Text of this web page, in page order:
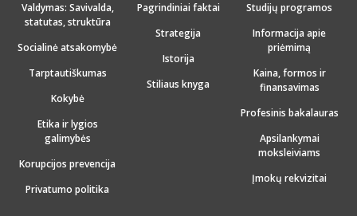
Valdymas: Savivalda,
statutas, struktūra
Socialinė atsakomybė
Tarptautiškumas
Kokybė
Etika ir lygios
galimybės
Korupcijos prevencija
Privatumo politika
Pagrindiniai faktai
Strategija
Istorija
Stiliaus knyga
Studijų programos
Informacija apie
priėmimą
Kaina, formos ir
finansavimas
Profesinis bakalauras
Apsilankymai
moksleiviams
Įmokų rekvizitai